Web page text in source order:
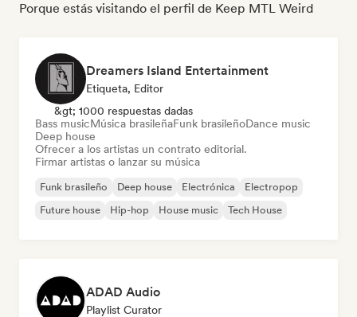
Porque estás visitando el perfil de Keep MTL Weird
Dreamers Island Entertainment
Etiqueta, Editor
&gt; 1000 respuestas dadas
Bass musicMúsica brasileñaFunk brasileñoDance music
Deep house
Ofrecer a los artistas un contrato editorial.
Firmar artistas o lanzar su música
Funk brasileño Deep house Electrónica
Electropop
Future house
Hip-hop House music Tech House
ADAD Audio
Playlist Curator